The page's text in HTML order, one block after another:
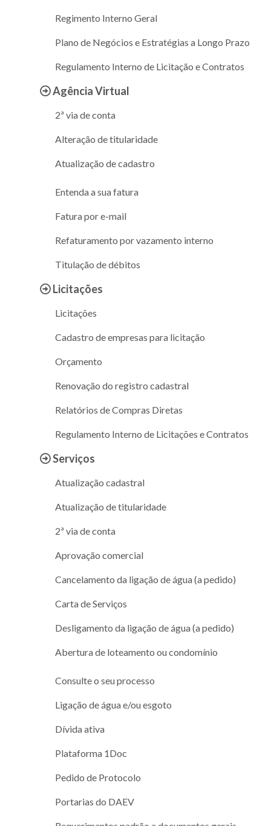
Regimento Interno Geral
Plano de Negócios e Estratégias a Longo Prazo
Regulamento Interno de Licitação e Contratos
Agência Virtual
2ª via de conta
Alteração de titularidade
Atualização de cadastro
Entenda a sua fatura
Fatura por e-mail
Refaturamento por vazamento interno
Titulação de débitos
Licitações
Licitações
Cadastro de empresas para licitação
Orçamento
Renovação do registro cadastral
Relatórios de Compras Diretas
Regulamento Interno de Licitações e Contratos
Serviços
Atualização cadastral
Atualização de titularidade
2ª via de conta
Aprovação comercial
Cancelamento da ligação de água (a pedido)
Carta de Serviços
Desligamento da ligação de água (a pedido)
Abertura de loteamento ou condomínio
Consulte o seu processo
Ligação de água e/ou esgoto
Dívida ativa
Plataforma 1Doc
Pedido de Protocolo
Portarias do DAEV